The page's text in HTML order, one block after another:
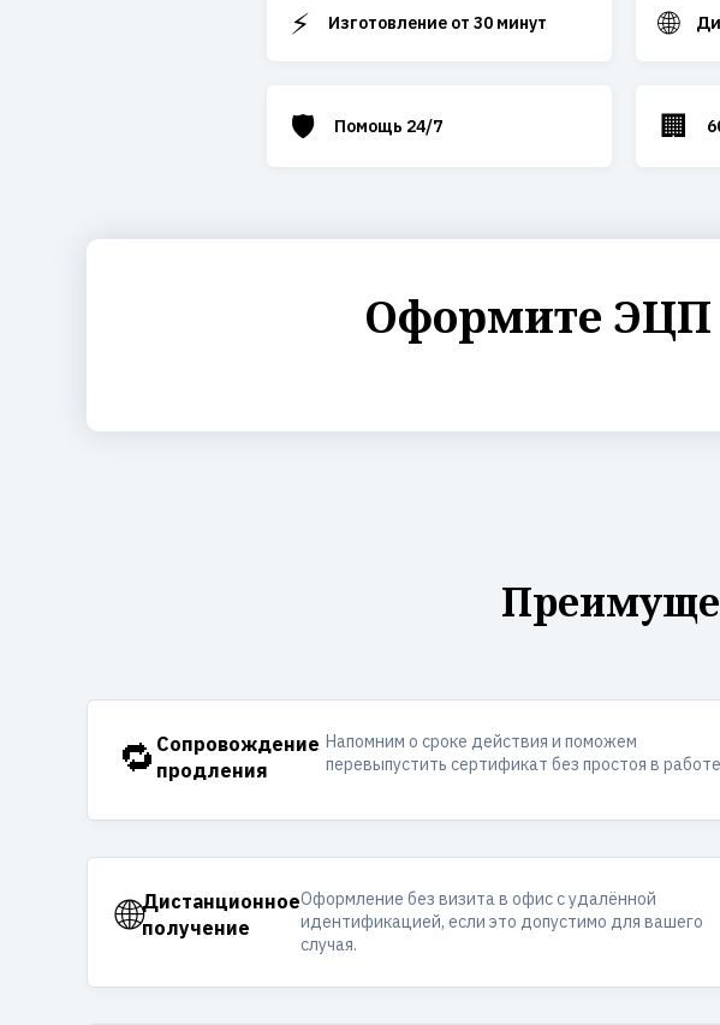
⚡ Изготовление от 30 минут 🌐
🛡️ Помощь 24/7 🏢
Оформите ЭЦП
🔁 Сопровождение
продления
Напомним о сроке действия и поможем
перевыпустить сертификат без простоя в
🌐Дистанционное
получение
Оформление без визита в офис с удалённой
идентификацией, если это допустимо для вашего
случая.